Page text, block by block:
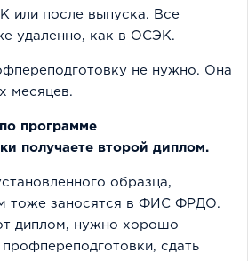
или после выпуска. Все
удаленно, как в ОСЭК.
не нужно. Она
месяцев.
программе
получаете второй диплом.
образца,
тоже заносятся в ФИС ФРДО.
диплом, нужно хорошо
сдать